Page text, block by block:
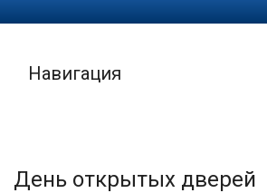
Навигация
День открытых дверей